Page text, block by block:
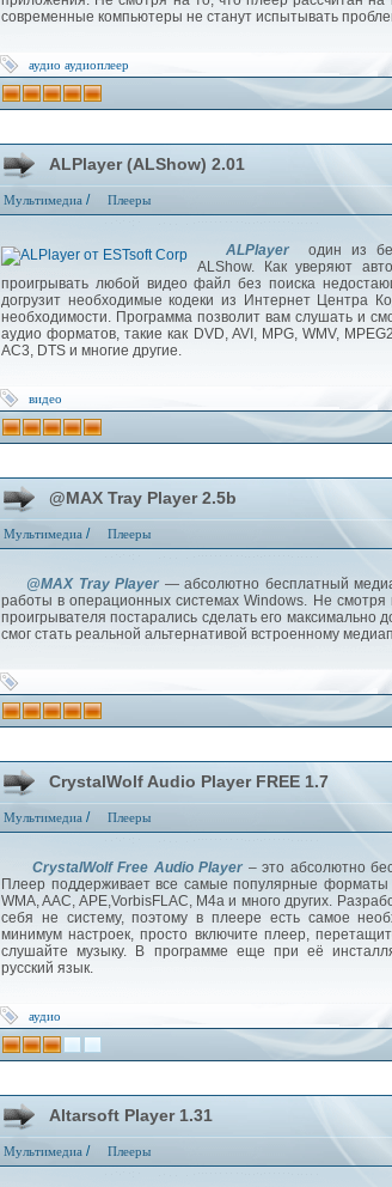
современные компьютеры не станут испытывать
аудио аудиоплеер
ALPlayer (ALShow) 2.01
Мультимедиа / Плееры
ALPlayer один из
ALShow. Как уверяют
проигрывать любой видео файл без поиска
догрузит необходимые кодеки из Интернет Центра
необходимости. Программа позволит вам слушать и
аудио форматов, такие как DVD, AVI, MPG, WMV,
AC3, DTS и многие другие.
видео
@MAX Tray Player 2.5b
Мультимедиа / Плееры
@MAX Tray Player — абсолютно бесплатный
работы в операционных системах Windows. Не смотря
проигрывателя постарались сделать его максимально
смог стать реальной альтернативой встроенному
CrystalWolf Audio Player FREE 1.7
Мультимедиа / Плееры
CrystalWolf Free Audio Player – это абсолютно
Плеер поддерживает все самые популярные форматы
WMA, AAC, APE,VorbisFLAC, M4a и много других.
себя не систему, поэтому в плеере есть самое
минимум настроек, просто включите плеер,
слушайте музыку. В программе еще при её
русский язык.
аудио
Altarsoft Player 1.31
Мультимедиа / Плееры